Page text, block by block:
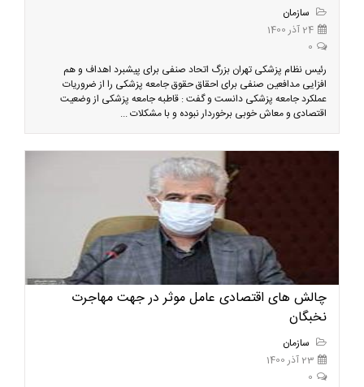
سازمان
24 آذر 1400
0
رئیس نظام پزشکی تهران بزرگ اتحاد صنفی برای پیشبرد اهداف و هم
افزایی مدافعین صنفی برای احقاق حقوق جامعه پزشکی را از ضروریات
عملکرد جامعه پزشکی دانست و گفت : قاطبه جامعه پزشکی از وضعیت
اقتصادی و معاش خوبی برخوردار نبوده و با مشکلات ...
چالش های اقتصادی عامل موثر در جهت مهاجرت
نخبگان
سازمان
23 آذر 1400
0